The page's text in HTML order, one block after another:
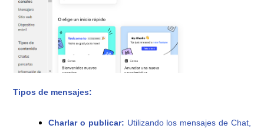
Tipos de mensajes:
Charlar o publicar: Utilizando los mensajes de Chat,